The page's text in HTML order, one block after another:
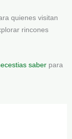
quienes visitan
rincones
saber para